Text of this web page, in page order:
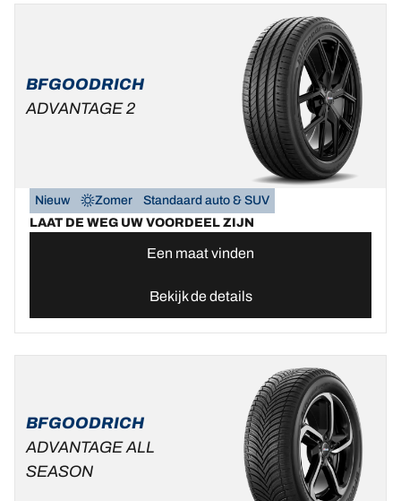
BFGOODRICH
ADVANTAGE 2
Nieuw Zomer
Standaard auto & SUV
LAAT DE WEG UW VOORDEEL ZIJN
Een maat vinden
Bekijk de details
BFGOODRICH
ADVANTAGE ALL
SEASON